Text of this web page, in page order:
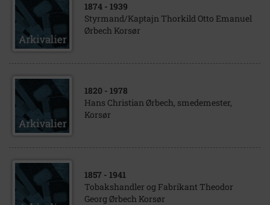
1874 - 1939
Styrmand/Kaptajn Thorkild Otto Emanuel
Ørbech Korsør
1820 - 1978
Hans Christian Ørbech, smedemester,
Korsør
1857 - 1941
Tobakshandler og Fabrikant Theodor
Georg Ørbech Korsør